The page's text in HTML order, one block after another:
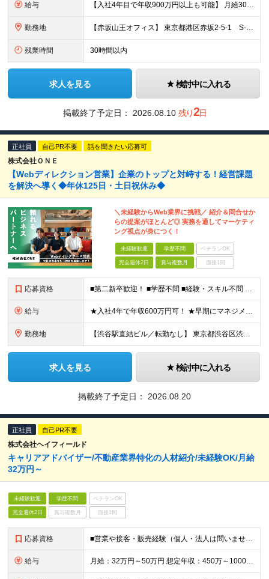
給与 【入社4年⽬で年収900万円以上も可能】 月給30万6000円～37万円＋賞与年2回＋インセンティブ ※上記は、ご経験・スキルにより変動します ※月給には固定の時間外勤務手当30時間分を含む ※時間
勤務地 【赤坂山王オフィス】 東京都港区赤坂2-5-1 S-GATE赤坂山王ビル5F ※転勤なし ※3駅利用可能！駅から最短で徒歩3分 ※就業場所の変更の範囲：会社が定める場所
残業時間 30時間以内
求人を見る 検討中に入れる
掲載終了予定日： 2026.08.10 残り2日
正社員 自己PR不要 話を聞きたい応募可
株式会社ＯＮＥ
【Webディレクション営業】企業のトップと対峙する！経営課題
を解決へ導く◆年休125日・土日祝休み◆
＼未経験からWeb業界に挑戦／ 紹介＆問合せか
らの提案がほとんど◎ 実務を通してマーケティ
ング視点が身につく！
未経験歓迎 学歴不問 ベテランOK
完全週休2日 賞与複数月 面接1回
応募資格 ■第二新卒歓迎！ ■学歴不問 ■経験・スキル不問 ■Webの知識は不要（入社後に習得可能）
給与 ★入社4年で年収600万円可！ ★早期にマネジメント昇格も可能！ 月給26万円以上＋インセンティブ ※経験・能力を考慮の上優遇します。 ※上記にはみなし残業代22時間分(38,000円)を含む。超過
勤務地 【渋谷駅直結ビル／転勤なし】 東京都渋谷区渋谷2-24-12 渋谷スクランブルスクエア41F ※エリア採用の場合は、転勤はありません。 ※(変更の範囲)上記を除く当社関連勤務地 ＜アクセス＞ JR
求人を見る 検討中に入れる
掲載終了予定日： 2026.08.20
正社員 自己PR不要
株式会社ヘイフィールド
キャリアアドバイザー/不動産業界特化の人材紹介/未経験OK/月給
32万円～
未経験歓迎 学歴不問 ベテランOK
完全週休2日 賞与複数月 面接1回
応募資格 ■営業や接客・販売経験（個人・法人は問いません） ※上記未経験であってもポテンシャル重視で採用します ※キャリアチェンジをご検討の方もお気軽にご応募ください
給与 月給：32万円～50万円 想定年収：450万～1000万円（内訳：月給＋年4回のインセンティブ） ※経験・スキルなどを考慮し、決定します。 ※月給には固定残業代（40時間分）を含みます。 ※試用期間